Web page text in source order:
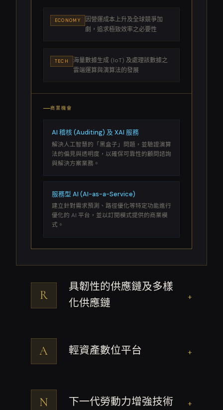
ECONOMY
因營運成本上升及全球競爭加
劇，追求極致效率之必要性
TECH
海量數據生成 (IoT) 及處理該數據之
雲端運算與演算法的發展
商業機會
AI 稽核 (Auditing) 及 XAI 服務
解決人工智慧的「黑盒子」問題，並驗證演算
法的偏見與透明度，以確保可靠性的顧問諮詢
與解決方案業務。
服務型 AI (AI-as-a-Service)
建立針對需求預測、路徑優化等特定功能進行
優化的 AI 平台，並以訂閱模式提供的商業模
式。
R
具韌性的供應鏈及多樣
化供應鏈
+
A 輕資產數位平台 +
N 下一代勞動力增強技術 +